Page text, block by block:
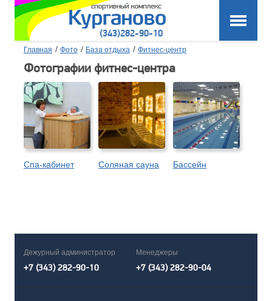
(343)282-90-10
Главная / Фото / База отдыха / Фитнес-центр
Фотографии фитнес-центра
Спа-кабинет Соляная сауна Бассейн
Дежурный администратор
+7 (343) 282-90-10
Менеджеры
+7 (343) 282-90-04